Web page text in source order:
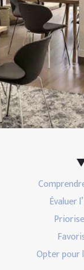
Évaluer
Opter pour